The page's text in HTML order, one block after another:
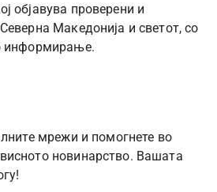
објавува проверени и
Македонија и светот, со
информирање.
мрежи и помогнете во
новинарство. Вашата